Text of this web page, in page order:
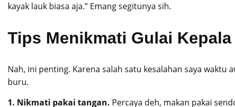
kayak lauk biasa aja.” Emang segitunya sih.
Tips Menikmati Gulai
Nah, ini penting. Karena salah satu kesalahan saya
buru.
1. Nikmati pakai tangan. Percaya deh, makan pakai